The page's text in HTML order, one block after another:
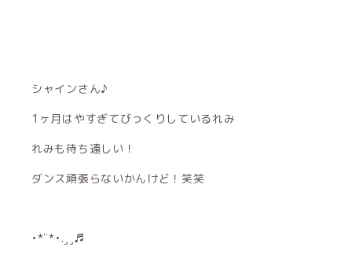
シャインさん♪
1ヶ月はやすぎてびっくりしているれみ
れみも待ち遠しい！
ダンス頑張らないかんけど！笑笑
•*¨*•.¸¸♬︎